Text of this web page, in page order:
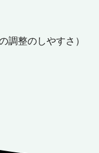
調整のしやすさ）